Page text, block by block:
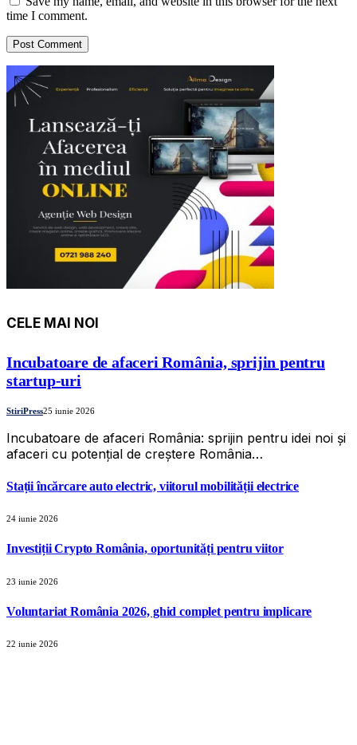
time I comment.
CELE MAI NOI
Incubatoare de afaceri România, sprijin pentru
startup-uri
StiriPress25 iunie 2026
Incubatoare de afaceri România: sprijin pentru idei noi și
afaceri cu potențial de creștere România…
Stații încărcare auto electric, viitorul mobilității electrice
24 iunie 2026
Investiții Crypto România, oportunități pentru viitor
23 iunie 2026
Voluntariat România 2026, ghid complet pentru implicare
22 iunie 2026